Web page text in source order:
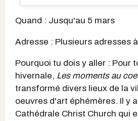
Quand : Jusqu'au 5 mars
Adresse : Plusieurs adresses
Pourquoi tu dois y aller : Pour
hivernale, Les moments au
transformé divers lieux de la
oeuvres d'art éphémères. Il y
Cathédrale Christ Church qui